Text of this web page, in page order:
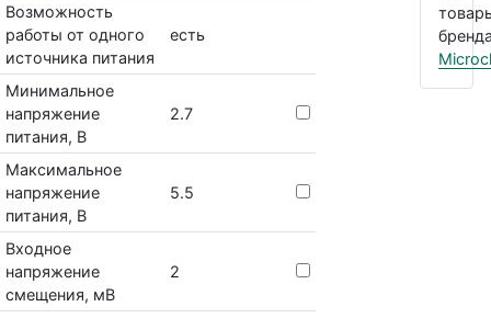
Возможность
работы от одного
источника питания
есть
Минимальное
напряжение
питания, В
2.7
Максимальное
напряжение
питания, В
5.5
Входное
напряжение
смещения, мВ
2